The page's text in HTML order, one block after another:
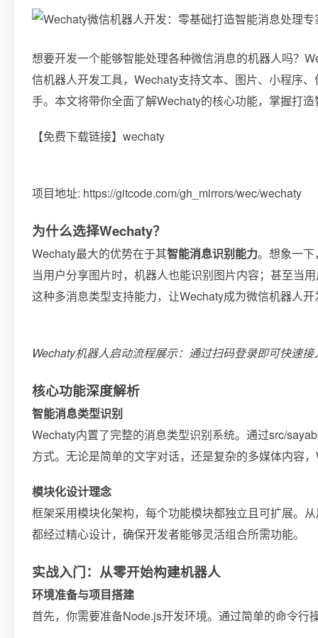
想要开发一个能够智能处理各种微信消息的机器人吗？
信机器人开发工具，Wechaty支持文本、图片、小程序
手。本文将带你全面了解Wechaty的核心功能，掌握打
【免费下载链接】wechaty
项目地址: https://gitcode.com/gh_mirrors/wec/wechaty
为什么选择Wechaty？
Wechaty最大的优势在于其智能消息识别能力。想象一
当用户分享图片时，机器人也能识别图片内容；甚至当
这种多消息类型支持能力，让Wechaty成为微信机器人
Wechaty机器人启动流程展示：通过扫码登录即可快速
核心功能深度解析
智能消息类型识别
Wechaty内置了完整的消息类型识别系统。通过src/
方式。无论是简单的文字对话，还是复杂的多媒体内容
模块化设计理念
框架采用模块化架构，每个功能模块都独立且可扩展。
都经过精心设计，确保开发者能够灵活组合所需功能。
实战入门：从零开始构建机器人
环境准备与项目搭建
首先，你需要准备Node.js开发环境。通过简单的命令行